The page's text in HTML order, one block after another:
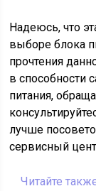
Надеюсь, что
выборе блока
прочтения
в способности
питания,
лучше
сервисный
Читайте